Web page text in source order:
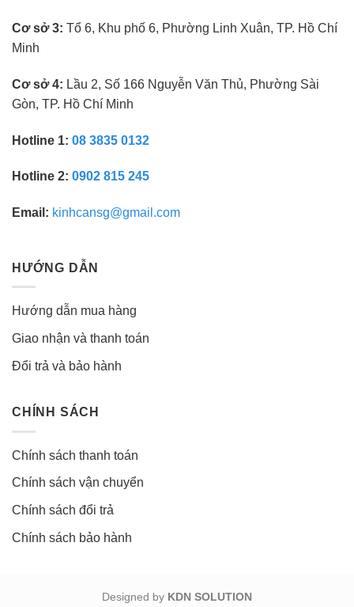
Cơ sở 3: Tổ 6, Khu phố 6, Phường Linh Xuân, TP. Hồ Chí
Minh
Cơ sở 4: Lầu 2, Số 166 Nguyễn Văn Thủ, Phường Sài
Gòn, TP. Hồ Chí Minh
Hotline 1: 08 3835 0132
Hotline 2: 0902 815 245
Email: kinhcansg@gmail.com
HƯỚNG DẪN
Hướng dẫn mua hàng
Giao nhận và thanh toán
Đổi trả và bảo hành
CHÍNH SÁCH
Chính sách thanh toán
Chính sách vận chuyển
Chính sách đổi trả
Chính sách bảo hành
Designed by KDN SOLUTION